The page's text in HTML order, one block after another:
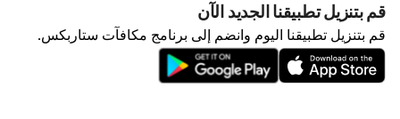
قم بتنزيل تطبيقنا الجديد الآن
قم بتنزيل تطبيقنا اليوم وانضم إلى برنامج مكافآت ستاربكس.